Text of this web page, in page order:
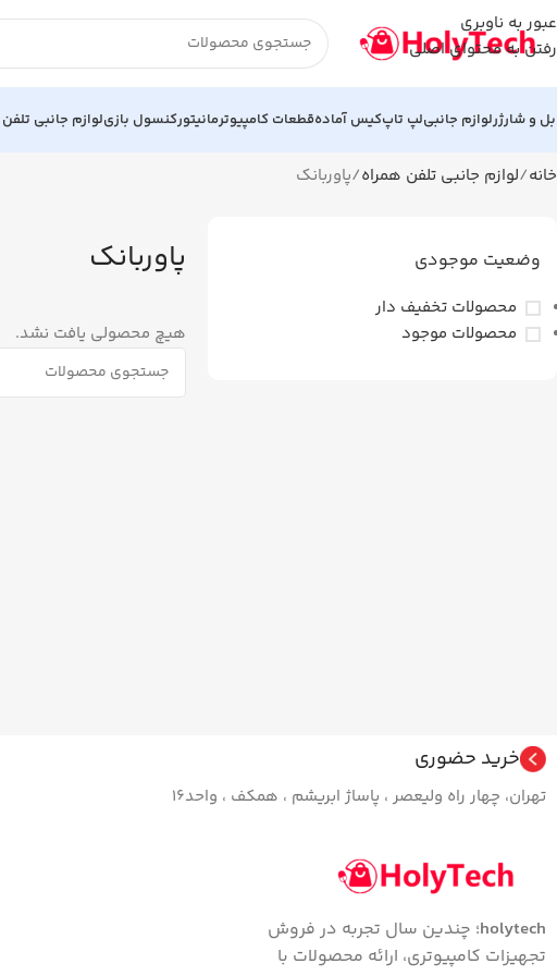
عبور به ناوبری
رفتن به محتوای اصلی
و شارژرلوازم جانبیلپ تاپکیس آمادهقطعات کامپیوترمانیتورکنسول بازیلوازم جانبی
خانه لوازم جانبی تلفن همراه پاوربانک
وضعیت موجودی
محصولات تخفیف دار
محصولات موجود
پاوربانک
هیچ محصولی یافت نشد.
خرید حضوری
تهران، چهار راه ولیعصر ، پاساژ ابریشم ، همکف ، واحد16
holytech؛ چندین سال تجربه در فروش
تجهیزات کامپیوتری، ارائه محصولات با